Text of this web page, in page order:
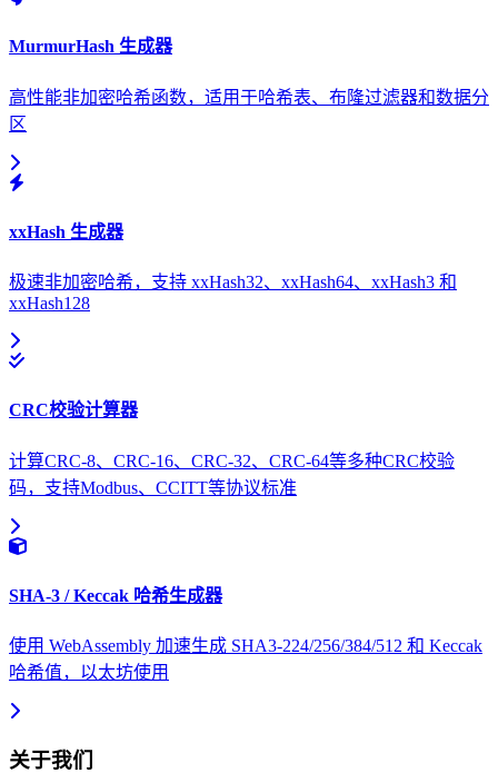
MurmurHash 生成器
高性能非加密哈希函数，适用于哈希表、布隆过滤器和数据分
区
xxHash 生成器
极速非加密哈希，支持 xxHash32、xxHash64、xxHash3 和
xxHash128
CRC校验计算器
计算CRC-8、CRC-16、CRC-32、CRC-64等多种CRC校验
码，支持Modbus、CCITT等协议标准
SHA-3 / Keccak 哈希生成器
使用 WebAssembly 加速生成 SHA3-224/256/384/512 和 Keccak
哈希值，以太坊使用
关于我们